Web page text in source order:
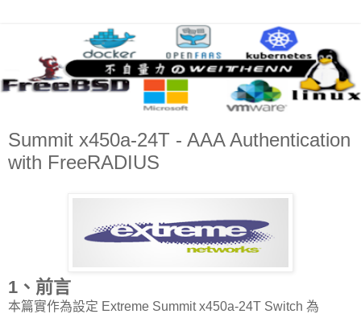
Summit x450a-24T - AAA Authentication
with FreeRADIUS
1、前言
本篇實作為設定 Extreme Summit x450a-24T Switch 為